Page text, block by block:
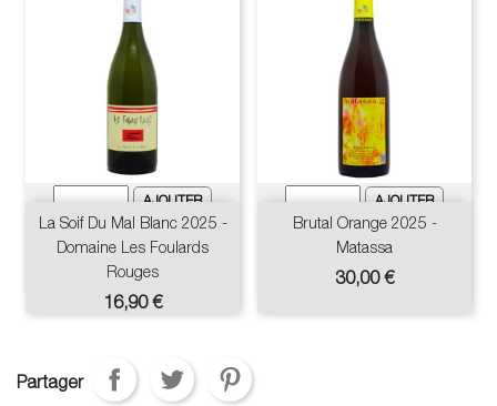
La Soif Du Mal Blanc 2025 -
Domaine Les Foulards
Rouges
Prix
16,90 €
Brutal Orange 2025 -
Matassa
Prix
30,00 €
Partager